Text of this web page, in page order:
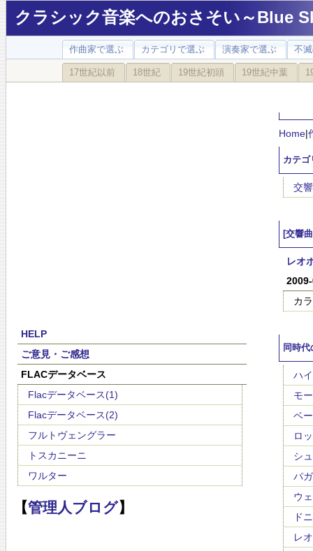
クラシック音楽へのおさそい～Blue
作曲家で選ぶ カテゴリで選ぶ 演奏家で選ぶ 不
17世紀以前 18世紀 19世紀初頭 19世紀中葉
HELP
ご意見・ご感想
FLACデータベース
Flacデータベース(1)
Flacデータベース(2)
フルトヴェングラー
トスカニーニ
ワルター
【管理人ブログ】
Home|
カテゴ
交
[交響
レオ
カ
同時
ハ
モ
ベ
ロ
シ
パ
ウ
ド
レ